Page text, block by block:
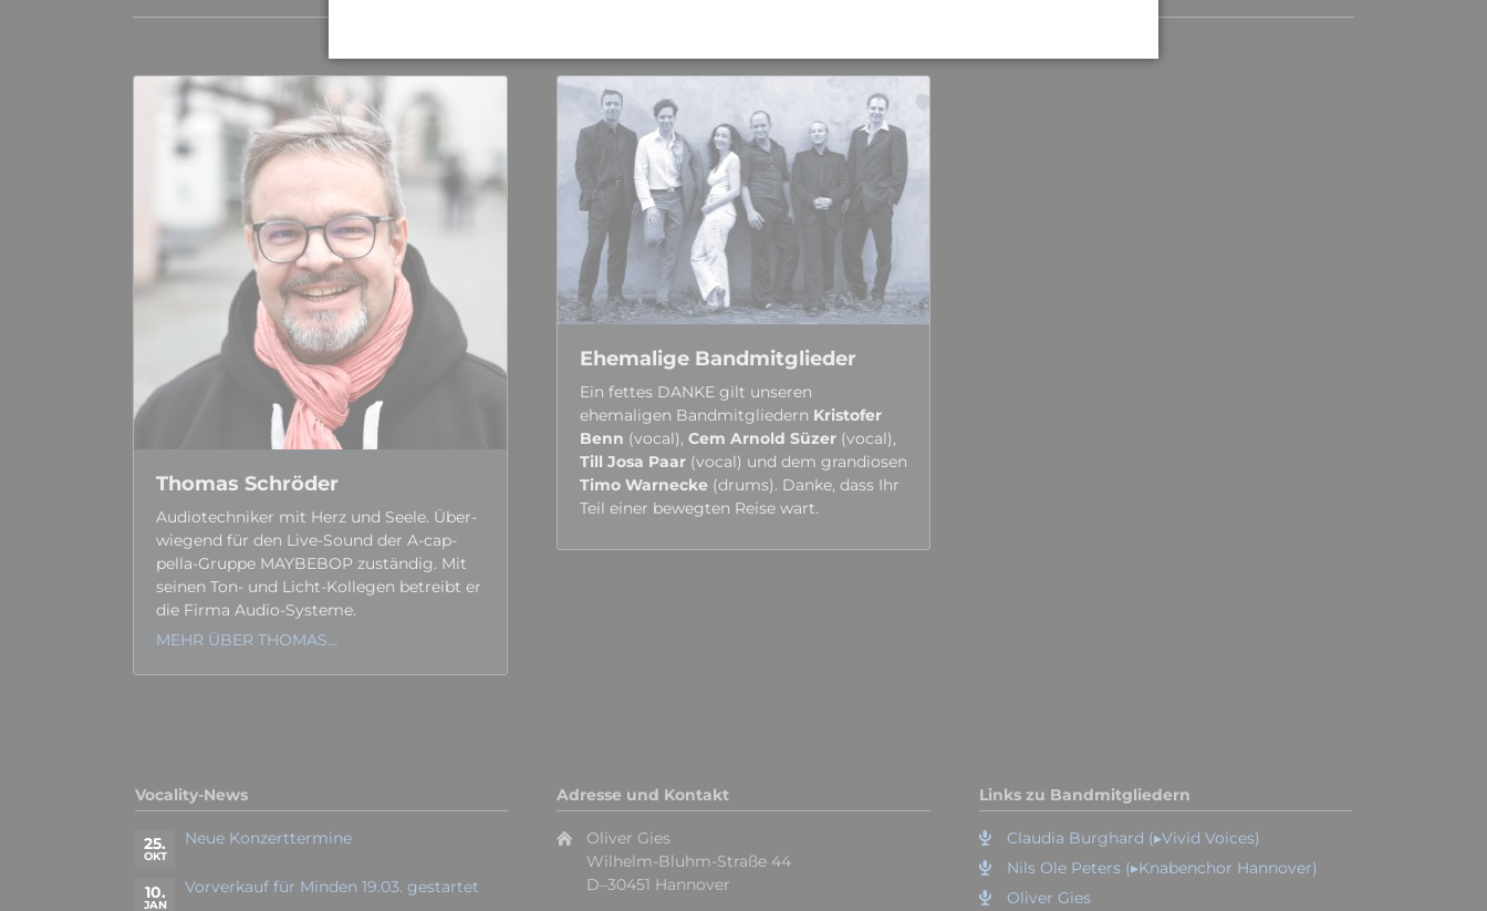
Thomas Schröder
Audiotechniker mit Herz und Seele. Über­
wiegend für den Live-Sound der A-cap­
pella-Gruppe MAYBEBOP zuständig. Mit
seinen Ton- und Licht-Kollegen betreibt er
die Firma Audio-Systeme.
MEHR ÜBER THOMAS…
Ehemalige Bandmitglieder
Ein fettes DANKE gilt unseren
ehemaligen Bandmitgliedern Kristofer
Benn (vocal), Cem Arnold Süzer(vocal),
Till Josa Paar(vocal) und dem grandiosen
Timo Warnecke(drums). Danke, dass Ihr
Teil einer bewegten Reise wart.
Vocality-News
25.
OKT
Neue Konzerttermine
10.
JAN
Vorverkauf für Minden 19.03. gestartet
Adresse und Kontakt
Oliver Gies
Wilhelm-Bluhm-Straße 44
D–30451 Hannover
Links zu Bandmitgliedern
Claudia Burghard (▸Vivid Voices)
Nils Ole Peters (▸Knabenchor Hannover)
Oliver Gies